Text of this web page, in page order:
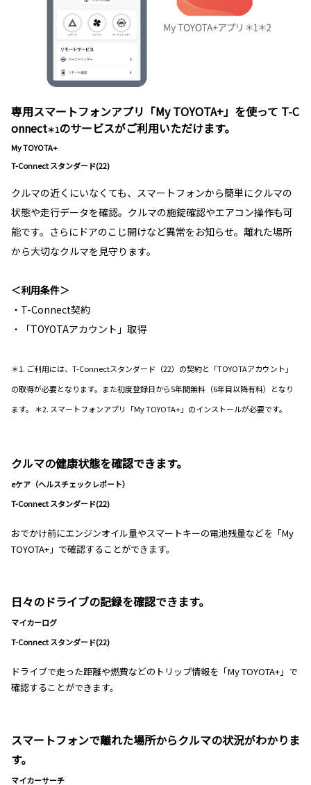
専用スマートフォンアプリ「My TOYOTA+」を使って T-C
onnect＊1のサービスがご利用いただけます。
My TOYOTA+
T-Connect スタンダード(22)
クルマの近くにいなくても、スマートフォンから簡単にクルマの
状態や走行データを確認。クルマの施錠確認やエアコン操作も可
能です。さらにドアのこじ開けなど異常をお知らせ。離れた場所
から大切なクルマを見守ります。
＜利用条件＞
・T-Connect契約
・「TOYOTAアカウント」取得
＊1. ご利用には、T-Connectスタンダード（22）の契約と「TOYOTAアカウント」
の取得が必要となります。また初度登録日から5年間無料（6年目以降有料）となり
ます。 ＊2. スマートフォンアプリ「My TOYOTA+」のインストールが必要です。
クルマの健康状態を確認できます。
eケア（ヘルスチェックレポート）
T-Connect スタンダード(22)
おでかけ前にエンジンオイル量やスマートキーの電池残量などを「My
TOYOTA+」で確認することができます。
日々のドライブの記録を確認できます。
マイカーログ
T-Connect スタンダード(22)
ドライブで走った距離や燃費などのトリップ情報を「My TOYOTA+」で
確認することができます。
スマートフォンで離れた場所からクルマの状況がわかりま
す。
マイカーサーチ